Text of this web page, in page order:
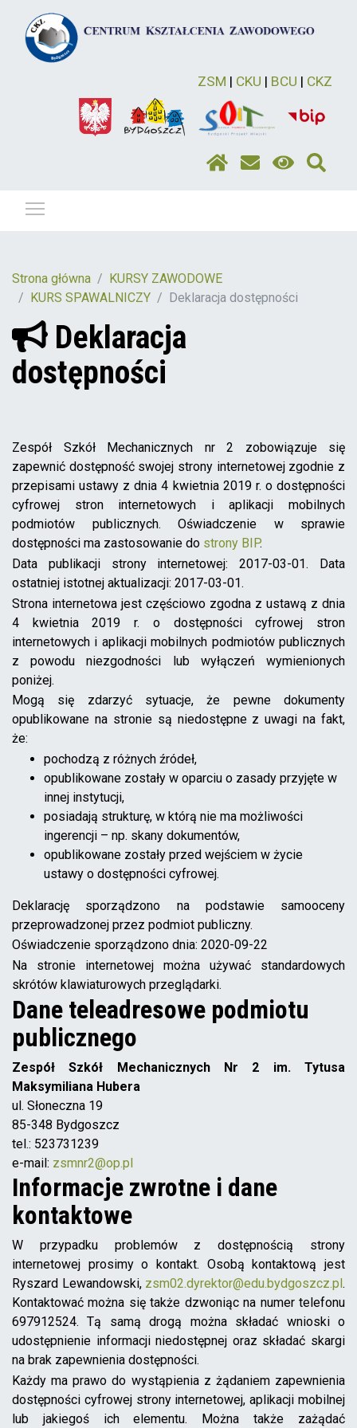
ZSM | CKU | BCU | CKZ
Strona główna
KURSY ZAWODOWE
KURS SPAWALNICZY
Deklaracja dostępności
Deklaracja
dostępności
Zespół Szkół Mechanicznych nr 2 zobowiązuje się
zapewnić dostępność swojej strony internetowej zgodnie z
przepisami ustawy z dnia 4 kwietnia 2019 r. o dostępności
cyfrowej stron internetowych i aplikacji mobilnych
podmiotów publicznych. Oświadczenie w sprawie
dostępności ma zastosowanie do strony BIP.
Data publikacji strony internetowej:2017-03-01. Data
ostatniej istotnej aktualizacji: 2017-03-01.
Strona internetowa jest częściowo zgodna z ustawą z dnia
4 kwietnia 2019 r. o dostępności cyfrowej stron
internetowych i aplikacji mobilnych podmiotów publicznych
z powodu niezgodności lub wyłączeń wymienionych
poniżej.
Mogą się zdarzyć sytuacje, że pewne dokumenty
opublikowane na stronie są niedostępne z uwagi na fakt,
że:
pochodzą z różnych źródeł,
opublikowane zostały w oparciu o zasady przyjęte w
innej instytucji,
posiadają strukturę, w którą nie ma możliwości
ingerencji – np. skany dokumentów,
opublikowane zostały przed wejściem w życie
ustawy o dostępności cyfrowej.
Deklarację sporządzono na podstawie samooceny
przeprowadzonej przez podmiot publiczny.
Oświadczenie sporządzono dnia: 2020-09-22
Na stronie internetowej można używać standardowych
skrótów klawiaturowych przeglądarki.
Dane teleadresowe podmiotu
publicznego
Zespół Szkół Mechanicznych Nr 2 im. Tytusa
Maksymiliana Hubera
ul. Słoneczna 19
85-348 Bydgoszcz
tel.: 523731239
e-mail: zsmnr2@op.pl
Informacje zwrotne i dane
kontaktowe
W przypadku problemów z dostępnością strony
internetowej prosimy o kontakt. Osobą kontaktową jest
Ryszard Lewandowski, zsm02.dyrektor@edu.bydgoszcz.pl .
Kontaktować można się także dzwoniąc na numer telefonu
697912524. Tą samą drogą można składać wnioski o
udostępnienie informacji niedostępnej oraz składać skargi
na brak zapewnienia dostępności.
Każdy ma prawo do wystąpienia z żądaniem zapewnienia
dostępności cyfrowej strony internetowej, aplikacji mobilnej
lub jakiegoś ich elementu. Można także zażądać